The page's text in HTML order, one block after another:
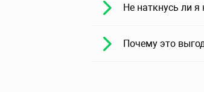
Не наткнусь ли я
Почему это